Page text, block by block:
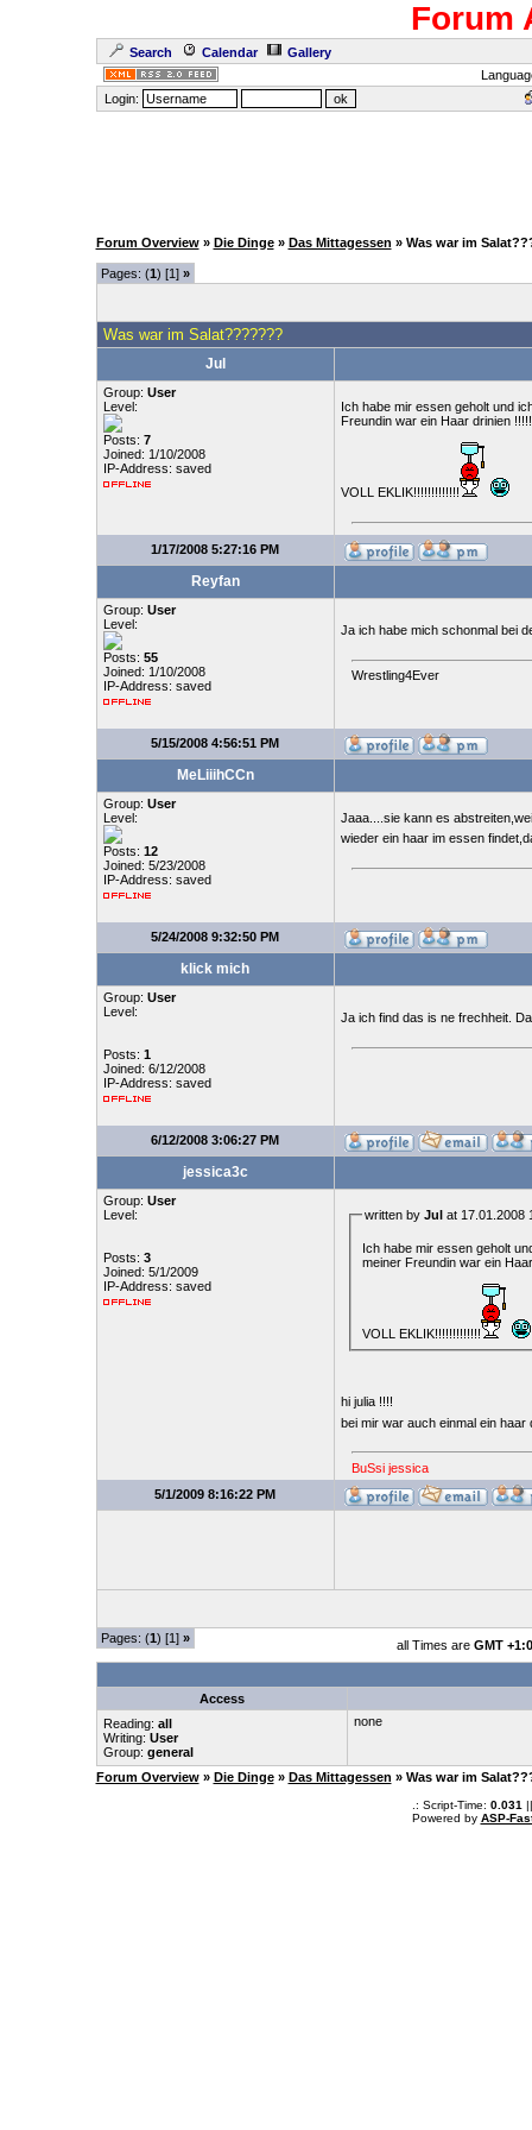
Forum
Search Calendar
Gallery
Login:
Forum Overview » Die Dinge » Das Mittagessen » Was war im
Pages: (1) [1] »
Was war im Salat???????
Jul
Group: User
Level:
Posts: 7
Joined: 1/10/2008
IP-Address: saved
Ich habe mir essen geholt und
Freundin war ein Haar drinien
VOLL EKLIK!!!!!!!!!!!!!
1/17/2008 5:27:16 PM
Reyfan
Group: User
Level:
Posts: 55
Joined: 1/10/2008
IP-Address: saved
Ja ich habe mich schonmal bei
Wrestling4Ever
5/15/2008 4:56:51 PM
MeLiiihCCn
Group: User
Level:
Posts: 12
Joined: 5/23/2008
IP-Address: saved
Jaaa....sie kann es
wieder ein haar im essen
5/24/2008 9:32:50 PM
klick mich
Group: User
Level:
Posts: 1
Joined: 6/12/2008
IP-Address: saved
Ja ich find das is ne frechheit.
6/12/2008 3:06:27 PM
jessica3c
Group: User
Level:
Posts: 3
Joined: 5/1/2009
IP-Address: saved
written by Julat 17.01.2008
Ich habe mir essen geholt
meiner Freundin war ein
VOLL EKLIK!!!!!!!!!!!!!
hi julia !!!!
bei mir war auch einmal ein haar
BuSsi jessica
5/1/2009 8:16:22 PM
Pages: (1) [1] » all Times are GMT
Access
Reading: all
Writing: User
Group: general
none
Forum Overview » Die Dinge » Das Mittagessen » Was war im
.: Script-Time: 0.031
Powered by ASP-